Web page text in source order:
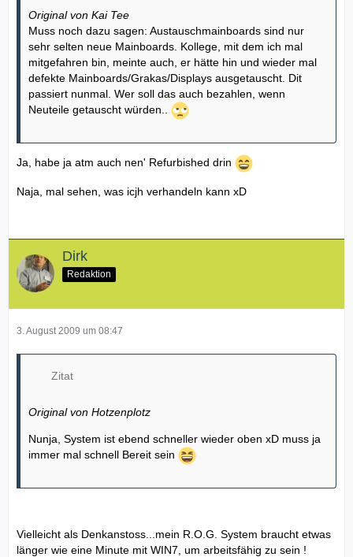
Original von Kai Tee
Muss noch dazu sagen: Austauschmainboards sind nur
sehr selten neue Mainboards. Kollege, mit dem ich mal
mitgefahren bin, meinte auch, er hätte hin und wieder mal
defekte Mainboards/Grakas/Displays ausgetauscht. Dit
passiert nunmal. Wer soll das auch bezahlen, wenn
Neuteile getauscht würden..
Ja, habe ja atm auch nen' Refurbished drin
Naja, mal sehen, was icjh verhandeln kann xD
Dirk
Redaktion
3. August 2009 um 08:47
Zitat
Original von Hotzenplotz
Nunja, System ist ebend schneller wieder oben xD muss ja
immer mal schnell Bereit sein
Vielleicht als Denkanstoss...mein R.O.G. System braucht etwas
länger wie eine Minute mit WIN7, um arbeitsfähig zu sein !